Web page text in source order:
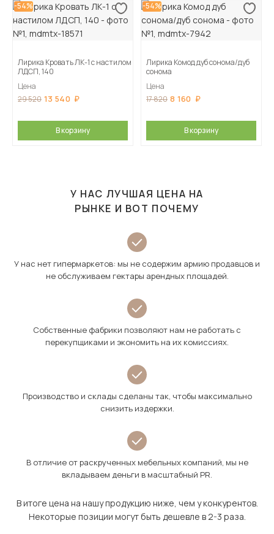
-54%
Лирика Кровать ЛК-1 с настилом
ЛДСП, 140
Цена
29 520 13 540
В корзину
-54%
Лирика Комод дуб сонома/дуб
сонома
Цена
17 820 8 160
В корзину
У НАС ЛУЧШАЯ ЦЕНА НА
РЫНКЕ И ВОТ ПОЧЕМУ
У нас нет гипермаркетов: мы не содержим армию продавцов и
не обслуживаем гектары арендных площадей.
Собственные фабрики позволяют нам не работать с
перекупщиками и экономить на их комиссиях.
Производство и склады сделаны так, чтобы максимально
снизить издержки.
В отличие от раскрученных мебельных компаний, мы не
вкладываем деньги в масштабный PR.
В итоге цена на нашу продукцию ниже, чем у конкурентов.
Некоторые позиции могут быть дешевле в 2-3 раза.